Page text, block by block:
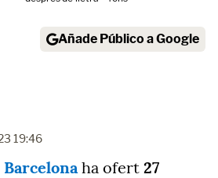
Añade Público a Google
19:46
ha ofert 27